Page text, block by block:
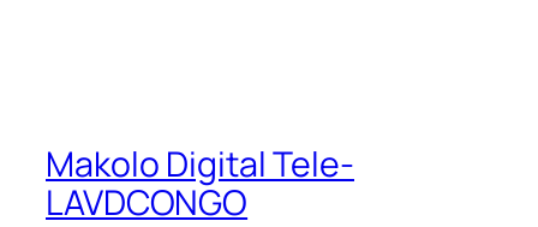
Makolo Digital Tele-
LAVDCONGO